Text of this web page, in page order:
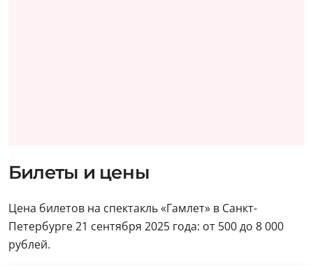
Билеты и цены
Цена билетов на спектакль «Гамлет» в Санкт-
Петербурге 21 сентября 2025 года: от 500 до 8 000
рублей.